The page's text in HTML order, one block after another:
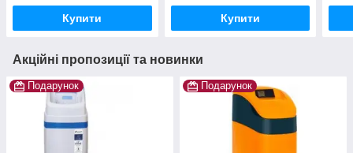
Купити Купити
Акційні пропозиції та новинки
Подарунок Подарунок